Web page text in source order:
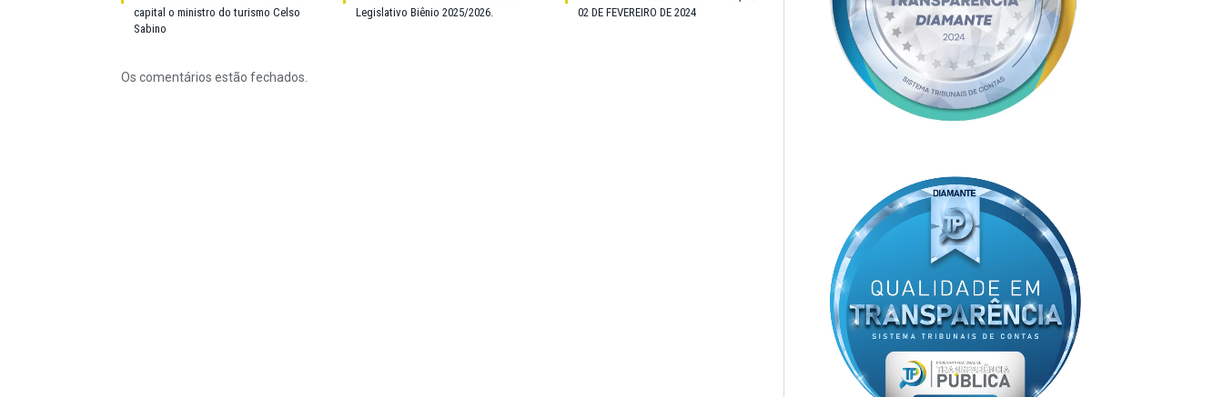
capital o ministro do turismo Celso
Sabino
Legislativo Biênio 2025/2026.
02 DE FEVEREIRO DE 2024
Os comentários estão fechados.